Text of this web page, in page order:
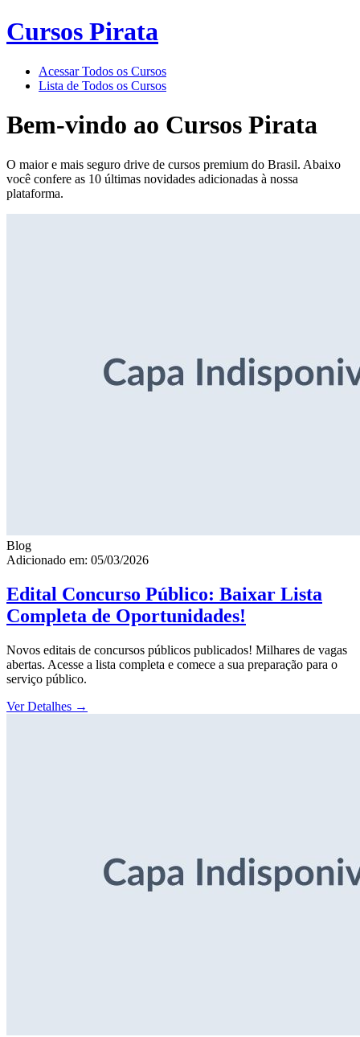
Cursos Pirata
Acessar Todos os Cursos
Lista de Todos os Cursos
Bem-vindo ao Cursos Pirata
O maior e mais seguro drive de cursos premium do Brasil. Abaixo
você confere as 10 últimas novidades adicionadas à nossa
plataforma.
Blog
Adicionado em: 05/03/2026
Edital Concurso Público: Baixar Lista
Completa de Oportunidades!
Novos editais de concursos públicos publicados! Milhares de vagas
abertas. Acesse a lista completa e comece a sua preparação para o
serviço público.
Ver Detalhes →